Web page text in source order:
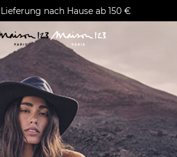
nach Hause ab 150 €
Sie unsere neue Kollektion
auf Rechnung bezahlen